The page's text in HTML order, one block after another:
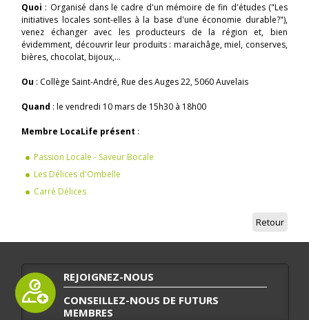
Quoi : Organisé dans le cadre d'un mémoire de fin d'études ("Les
initiatives locales sont-elles à la base d'une économie durable?"),
venez échanger avec les producteurs de la région et, bien
évidemment, découvrir leur produits : maraichâge, miel, conserves,
bières, chocolat, bijoux,...
Ou : Collège Saint-André, Rue des Auges 22, 5060 Auvelais
Quand : le vendredi 10 mars de 15h30 à 18h00
Membre LocaLife présent :
Passion Locale - Saveur Bocale
Les Délices d'Ombelle
Carré Délices
Retour
REJOIGNEZ-NOUS
CONSEILLEZ-NOUS DE FUTURS
MEMBRES